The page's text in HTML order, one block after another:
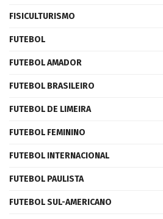
FISICULTURISMO
FUTEBOL
FUTEBOL AMADOR
FUTEBOL BRASILEIRO
FUTEBOL DE LIMEIRA
FUTEBOL FEMININO
FUTEBOL INTERNACIONAL
FUTEBOL PAULISTA
FUTEBOL SUL-AMERICANO